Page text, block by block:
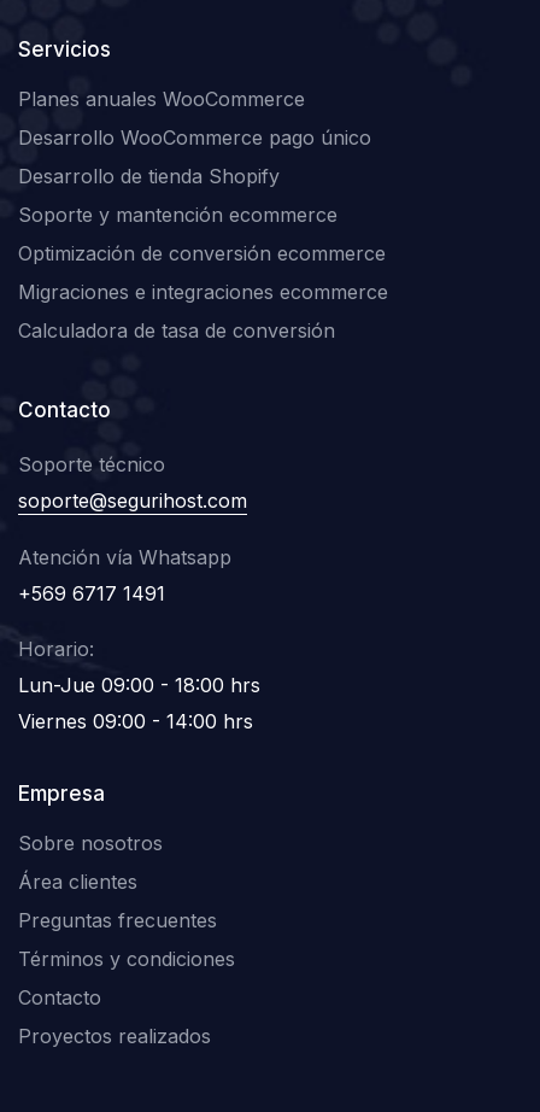
Empresa
Sobre nosotros
Área clientes
Preguntas frecuentes
Términos y condiciones
Contacto
Proyectos realizados
Servicios
Planes anuales WooCommerce
Desarrollo WooCommerce pago único
Desarrollo de tienda Shopify
Soporte y mantención ecommerce
Optimización de conversión ecommerce
Migraciones e integraciones ecommerce
Calculadora de tasa de conversión
Contacto
Soporte técnico
soporte@segurihost.com
Atención vía Whatsapp
+569 6717 1491
Horario:
Lun-Jue 09:00 - 18:00 hrs
Viernes 09:00 - 14:00 hrs